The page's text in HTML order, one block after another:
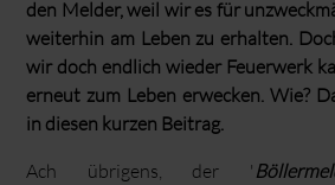
den Melder, weil wir es für
weiterhin am Leben zu erhalten.
wir doch endlich wieder Feuerwerk
erneut zum Leben erwecken. Wie?
in diesen kurzen Beitrag.
Ach übrigens, der '